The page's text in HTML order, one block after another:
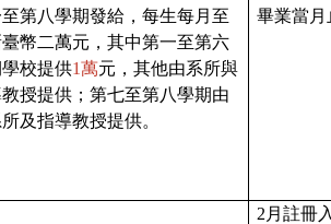
第八學期發給，每生每月至
幣二萬元，其中第一至第六
校提供1萬元，其他由系所與
授提供；第七至第八學期由
及指導教授提供。
畢業當月
2 月註冊